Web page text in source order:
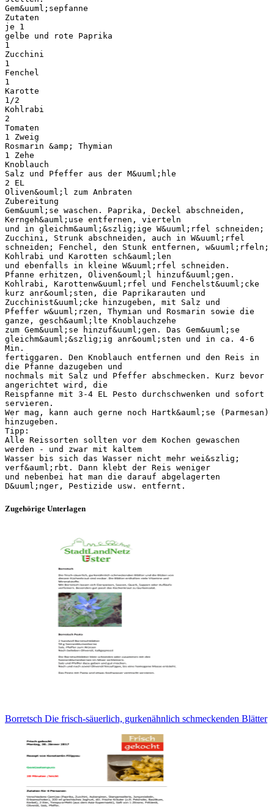
Gem&uuml;sepfanne
Zutaten
je 1
gelbe und rote Paprika
1
Zucchini
1
Fenchel
1
Karotte
1/2
Kohlrabi
2
Tomaten
1 Zweig
Rosmarin &amp; Thymian
1 Zehe
Knoblauch
Salz und Pfeffer aus der M&uuml;hle
2 EL
Oliven&ouml;l zum Anbraten
Zubereitung
Gem&uuml;se waschen. Paprika, Deckel abschneiden,
Kerngeh&auml;use entfernen, vierteln
und in gleichm&auml;&szlig;ige W&uuml;rfel schneiden;
Zucchini, Strunk abschneiden, auch in W&uuml;rfel
schneiden; Fenchel, den Stunk entfernen, w&uuml;rfeln;
Kohlrabi und Karotten sch&auml;len
und ebenfalls in kleine W&uuml;rfel schneiden.
Pfanne erhitzen, Oliven&ouml;l hinzuf&uuml;gen.
Kohlrabi, Karottenw&uuml;rfel und Fenchelst&uuml;cke
kurz anr&ouml;sten, die Paprikarauten und
Zucchinist&uuml;cke hinzugeben, mit Salz und
Pfeffer w&uuml;rzen, Thymian und Rosmarin sowie die
ganze, gesch&auml;lte Knoblauchzehe
zum Gem&uuml;se hinzuf&uuml;gen. Das Gem&uuml;se
gleichm&auml;&szlig;ig anr&ouml;sten und in ca. 4-6
Min.
fertiggaren. Den Knoblauch entfernen und den Reis in
die Pfanne dazugeben und
nochmals mit Salz und Pfeffer abschmecken. Kurz bevor
angerichtet wird, die
Reispfanne mit 3-4 EL Pesto durchschwenken und sofort
servieren.
Wer mag, kann auch gerne noch Hartk&auml;se (Parmesan)
hinzugeben.
Tipp:
Alle Reissorten sollten vor dem Kochen gewaschen
werden - und zwar mit kaltem
Wasser bis sich das Wasser nicht mehr wei&szlig;
verf&auml;rbt. Dann klebt der Reis weniger
und nebenbei hat man die darauf abgelagerten
Zugehörige Unterlagen
Borretsch Die frisch-säuerlich, gurkenähnlich schmeckenden Blätter